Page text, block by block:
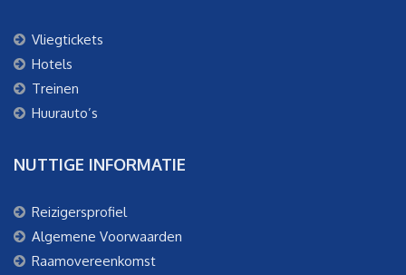
Vliegtickets
Hotels
Treinen
Huurauto’s
NUTTIGE INFORMATIE
Reizigersprofiel
Algemene Voorwaarden
Raamovereenkomst